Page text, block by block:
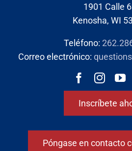
1901 Calle
Kenosha, WI
Teléfono:
Correo electrónico:
Inscríbete
Póngase en contacto